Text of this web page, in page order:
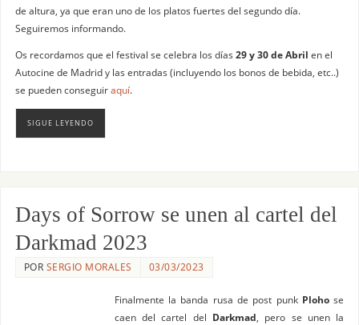
de altura, ya que eran uno de los platos fuertes del segundo día.
Seguiremos informando.
Os recordamos que el festival se celebra los días 29 y 30 de Abril en el
Autocine de Madrid y las entradas (incluyendo los bonos de bebida, etc..)
se pueden conseguiraquí.
SIGUE LEYENDO
Days of Sorrow se unen al cartel del
Darkmad 2023
POR SERGIO MORALES 03/03/2023
Finalmente la banda rusa de post punk Ploho se
caen del cartel del Darkmad, pero se unen la